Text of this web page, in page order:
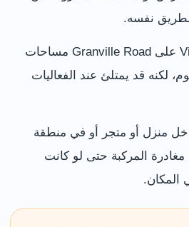
نفسه.
يضم موقف Victoria Park على Granville Road مساحات
لكنه قد يمتلئ عند الفعاليات
منزل أو متجر أو في منطقة
مغادرة المركبة حتى لو كانت
المكان.